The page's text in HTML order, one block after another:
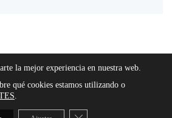
la mejor experiencia en nuestra web.
qué cookies estamos utilizando o
.
Cerrar el banner de